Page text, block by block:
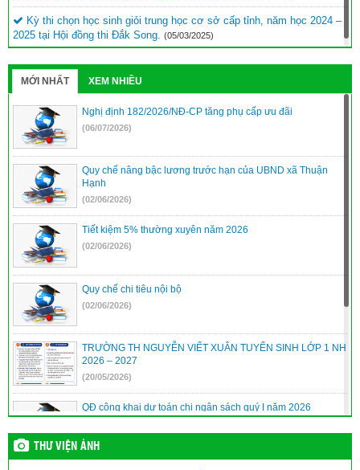
Kỳ thi chọn học sinh giỏi trung học cơ sở cấp tỉnh, năm học 2024 –
2025 tại Hội đồng thi Đắk Song.
(05/03/2025)
MỚI NHẤT XEM NHIỀU
Nghị định 182/2026/NĐ-CP tăng phụ cấp ưu đãi
(06/07/2026)
Quy chế nâng bậc lương trước hạn của UBND xã Thuận
Hạnh
(02/06/2026)
Tiết kiệm 5% thường xuyên năm 2026
(02/06/2026)
Quy chế chi tiêu nội bộ
(02/06/2026)
TRƯỜNG TH NGUYỄN VIẾT XUÂN TUYỂN SINH LỚP 1 NH
2026 – 2027
(20/05/2026)
QĐ công khai dự toán chi ngân sách quý I năm 2026
THƯ VIỆN ẢNH